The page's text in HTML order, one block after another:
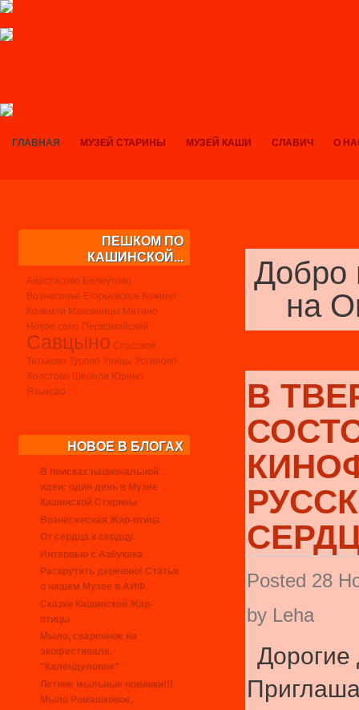
ГЛАВНАЯ МУЗЕЙ СТАРИНЫ МУЗЕЙ КАШИ СЛАВИЧ О
ПЕШКОМ ПО
КАШИНСКОЙ...
Анастасово Белеутово
Вознесенье Егорьевское Кожино
Кочемли Маковницы Матино
Новое село Первомайский
Савцыно Спасское
Тетьково Турово Уницы Устиново
Холстово Шепели Юрино
Языково
НОВОЕ В БЛОГАХ
В поисках национальной
идеи: один день в Музее
Кашинской Старины
Вознесенская Жар-птица
От сердца к сердцу.
Интервью с Азбукака
Раскрутить деревню! Статья
о нашем Музее в АИФ
Сказки Кашинской Жар-
птицы
Мыло, сваренное на
экофестивале,
"Календуловое"
Летние мыльные новинки!!!
Мыло Ромашковое,
Добро
на
В
Posted 28
by Leha
Дорогие